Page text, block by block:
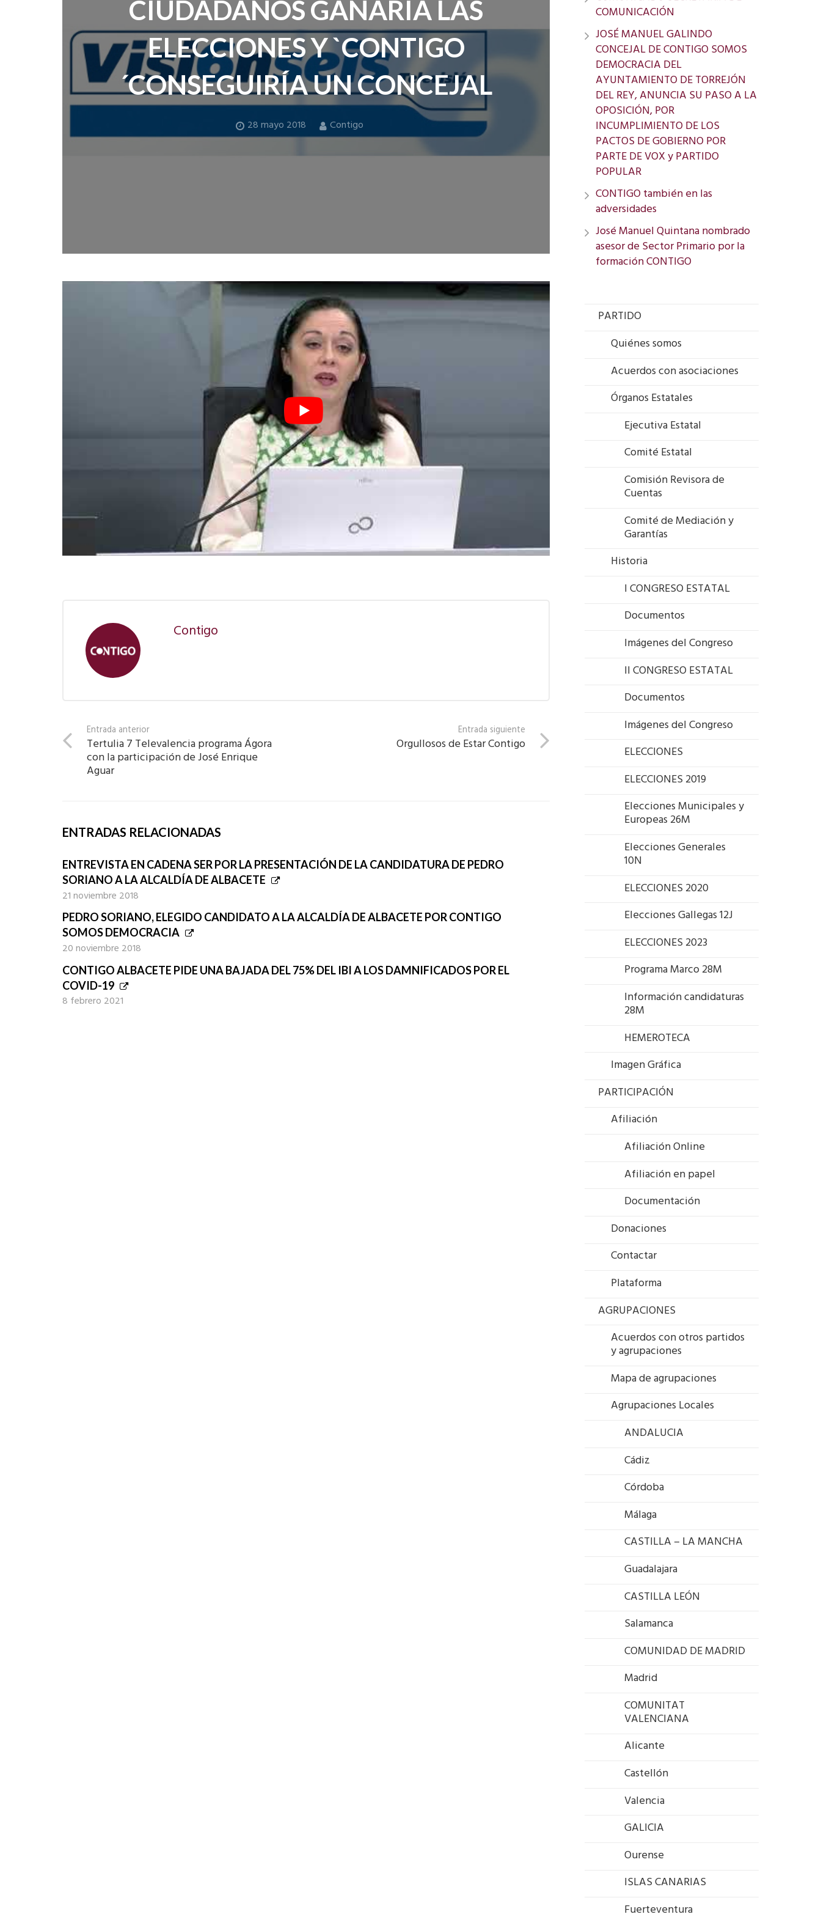
CIUDADANOS GANARÍA LAS
ELECCIONES Y `CONTIGO
´CONSEGUIRÍA UN CONCEJAL
28 mayo 2018 Contigo
Contigo
Entrada anterior
Tertulia 7 Televalencia programa Ágora
con la participación de José Enrique
Aguar
Entrada siguiente
Orgullosos de Estar Contigo
ENTRADAS RELACIONADAS
ENTREVISTA EN CADENA SER POR LA PRESENTACIÓN DE LA CANDIDATURA DE PEDRO
SORIANO A LA ALCALDÍA DE ALBACETE
21 noviembre 2018
PEDRO SORIANO, ELEGIDO CANDIDATO A LA ALCALDÍA DE ALBACETE POR CONTIGO
SOMOS DEMOCRACIA
20 noviembre 2018
CONTIGO ALBACETE PIDE UNA BAJADA DEL 75% DEL IBI A LOS DAMNIFICADOS POR EL
COVID-19
8 febrero 2021
COMUNICACIÓN
JOSÉ MANUEL GALINDO
CONCEJAL DE CONTIGO SOMOS
DEMOCRACIA DEL
AYUNTAMIENTO DE TORREJÓN
DEL REY, ANUNCIA SU PASO A LA
OPOSICIÓN, POR
INCUMPLIMIENTO DE LOS
PACTOS DE GOBIERNO POR
PARTE DE VOX y PARTIDO
POPULAR
CONTIGO también en las
adversidades
José Manuel Quintana nombrado
asesor de Sector Primario por la
formación CONTIGO
PARTIDO
Quiénes somos
Acuerdos con asociaciones
Órganos Estatales
Ejecutiva Estatal
Comité Estatal
Comisión Revisora de
Cuentas
Comité de Mediación y
Garantías
Historia
I CONGRESO ESTATAL
Documentos
Imágenes del Congreso
II CONGRESO ESTATAL
Documentos
Imágenes del Congreso
ELECCIONES
ELECCIONES 2019
Elecciones Municipales y
Europeas 26M
Elecciones Generales
10N
ELECCIONES 2020
Elecciones Gallegas 12J
ELECCIONES 2023
Programa Marco 28M
Información candidaturas
28M
HEMEROTECA
Imagen Gráfica
PARTICIPACIÓN
Afiliación
Afiliación Online
Afiliación en papel
Documentación
Donaciones
Contactar
Plataforma
AGRUPACIONES
Acuerdos con otros partidos
y agrupaciones
Mapa de agrupaciones
Agrupaciones Locales
ANDALUCIA
Cádiz
Córdoba
Málaga
CASTILLA – LA MANCHA
Guadalajara
CASTILLA LEÓN
Salamanca
COMUNIDAD DE MADRID
Madrid
COMUNITAT
VALENCIANA
Alicante
Castellón
Valencia
GALICIA
Ourense
ISLAS CANARIAS
Fuerteventura